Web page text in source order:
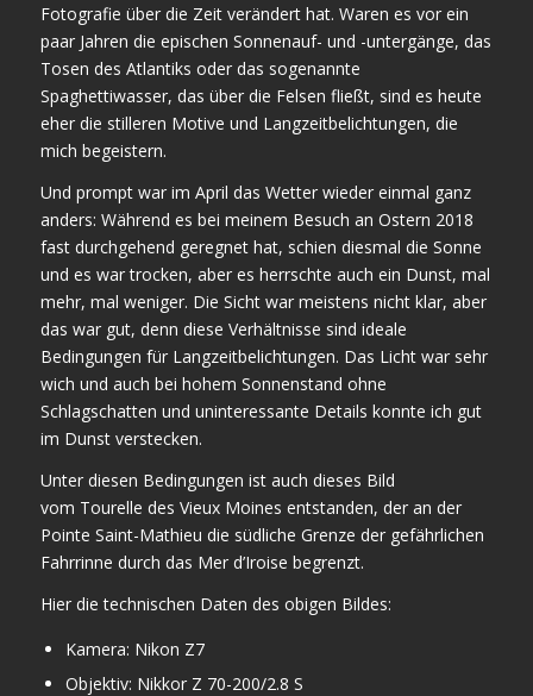
Fotografie über die Zeit verändert hat. Waren es vor ein
paar Jahren die epischen Sonnenauf- und -untergänge, das
Tosen des Atlantiks oder das sogenannte
Spaghettiwasser, das über die Felsen fließt, sind es heute
eher die stilleren Motive und Langzeitbelichtungen, die
mich begeistern.
Und prompt war im April das Wetter wieder einmal ganz
anders: Während es bei meinem Besuch an Ostern 2018
fast durchgehend geregnet hat, schien diesmal die Sonne
und es war trocken, aber es herrschte auch ein Dunst, mal
mehr, mal weniger. Die Sicht war meistens nicht klar, aber
das war gut, denn diese Verhältnisse sind ideale
Bedingungen für Langzeitbelichtungen. Das Licht war sehr
wich und auch bei hohem Sonnenstand ohne
Schlagschatten und uninteressante Details konnte ich gut
im Dunst verstecken.
Unter diesen Bedingungen ist auch dieses Bild
vom Tourelle des Vieux Moines entstanden, der an der
Pointe Saint-Mathieu die südliche Grenze der gefährlichen
Fahrrinne durch das Mer d’Iroise begrenzt.
Hier die technischen Daten des obigen Bildes:
Kamera: Nikon Z7
Objektiv: Nikkor Z 70-200/2.8 S